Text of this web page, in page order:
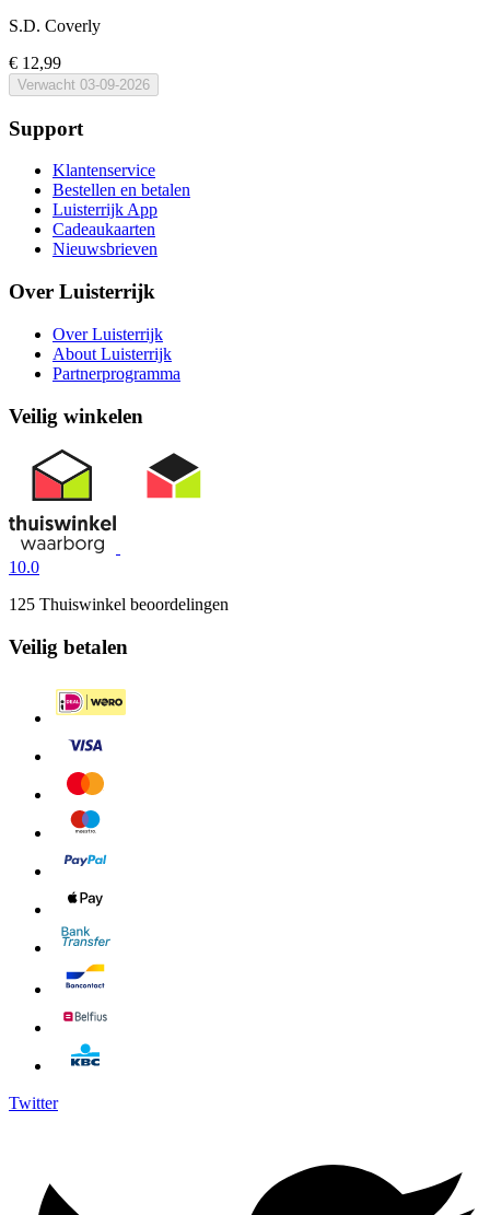
S.D. Coverly
€ 12,99
Verwacht 03-09-2026
Support
Klantenservice
Bestellen en betalen
Luisterrijk App
Cadeaukaarten
Nieuwsbrieven
Over Luisterrijk
Over Luisterrijk
About Luisterrijk
Partnerprogramma
Veilig winkelen
10.0
125 Thuiswinkel beoordelingen
Veilig betalen
Twitter